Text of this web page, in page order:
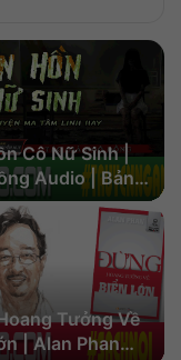
Cô Nữ Sinh |
Audio | Bản
Tưởng Về
| Alan Phan